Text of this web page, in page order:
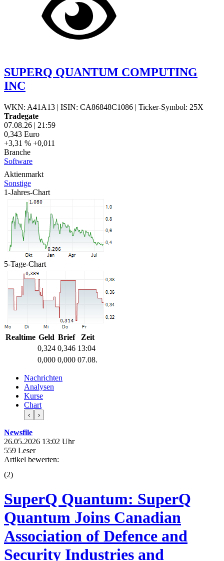
SUPERQ QUANTUM COMPUTING
INC
WKN: A41A13 | ISIN: CA86848C1086 | Ticker-Symbol: 25X
Tradegate
07.08.26 | 21:59
0,343 Euro
+3,31 % +0,011
Branche
Software
Aktienmarkt
Sonstige
1-Jahres-Chart
5-Tage-Chart
Realtime Geld Brief
Zeit
0,324 0,346 13:04
0,000 0,000 07.08.
Nachrichten
Analysen
Kurse
Chart
‹ ›
Newsfile
26.05.2026 13:02 Uhr
559 Leser
Artikel bewerten:
(2)
SuperQ Quantum: SuperQ
Quantum Joins Canadian
Association of Defence and
Security Industries and